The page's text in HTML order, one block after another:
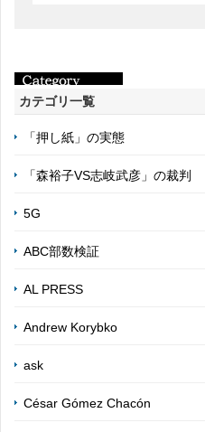
カテゴリ一覧
「押し紙」の実態
「森裕子VS志岐武彦」の裁判
5G
ABC部数検証
AL PRESS
Andrew Korybko
ask
César Gómez Chacón